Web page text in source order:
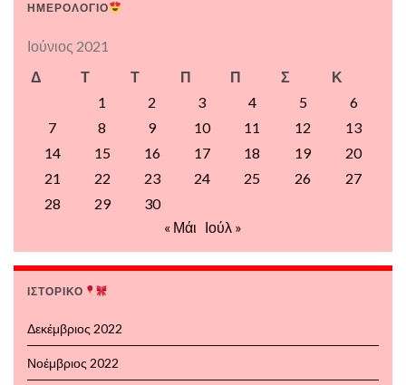
ΗΜΕΡΟΛΟΓΙΟ
Ιούνιος 2021
Δ
Τ Τ Π Π Σ
Κ
1
2 3 4 5
6
7
8 9 10 11 12
13
14
15 16 17 18 19
20
21
22 23 24 25 26
27
28
29
30
« Μάι Ιούλ »
ΙΣΤΟΡΙΚΟ
Δεκέμβριος 2022
Νοέμβριος 2022